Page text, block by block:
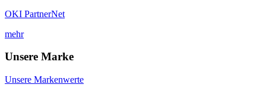
OKI PartnerNet
mehr
Unsere Marke
Unsere Markenwerte